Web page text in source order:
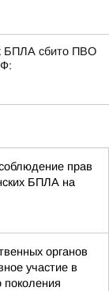
БПЛА сбито ПВО
прав
БПЛА на
органов
участие в
поколения